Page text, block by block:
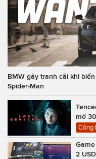
BMW gây tranh cãi khi
Spider-Man
mở
Công
2